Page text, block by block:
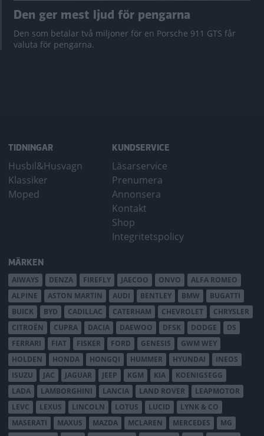
Den ger mest ljud för pengarna
Den som betalar två miljoner för en Porsche 911 GTS får
valuta för pengarna.
TIDNINGAR
Husbil&Husvagn
Klassiker
Moped
KUNDSERVICE
Läsarservice
Prenumera
Annonsera
Kontakt
Shop
Integritetspolicy
MÄRKEN
AIWAYS DENZA FIREFLY JAECOO ONVO
ALFA ROMEO
ALPINE
ASTON MARTIN AUDI BENTLEY BMW
BUGATTI
BUICK
BYD CADILLAC CATERHAM CHEVROLET
CHRYSLER
CITROËN
CUPRA DACIA DAEWOO DFSK DODGE
DS
FERRARI
FIAT FISKER FORD GENESIS
GWM WEY
HOLDEN
HONDA HONGQI HUMMER HYUNDAI
INEOS
ISUZU
JAC JAGUAR JEEP KGM KIA
KOENIGSEGG
LADA
LAMBORGHINI LANCIA LAND ROVER
LEAPMOTOR
LEVC
LEXUS LINCOLN LOTUS LUCID
LYNK & CO
MASERATI
MAXUS MAZDA MCLAREN MERCEDES
MG